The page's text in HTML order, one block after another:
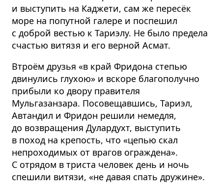
и выступить на Каджети, сам же пересёк
море на попутной галере и поспешил
с доброй вестью к Тариэлу. Не было предела
счастью витязя и его верной Асмат.
Втроём друзья «в край Фридона степью
двинулись глухою» и вскоре благополучно
прибыли ко двору правителя
Мульгазанзара. Посовещавшись, Тариэл,
Автандил и Фридон решили немедля,
до возвращения Дулардухт, выступить
в поход на крепость, что «цепью скал
непроходимых от врагов ограждена».
С отрядом в триста человек день и ночь
спешили витязи, «не давая спать дружине».